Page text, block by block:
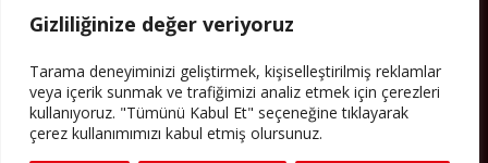
Gizliliğinize değer veriyoruz
Tarama deneyiminizi geliştirmek, kişiselleştirilmiş reklamlar
veya içerik sunmak ve trafiğimizi analiz etmek için çerezleri
kullanıyoruz. "Tümünü Kabul Et" seçeneğine tıklayarak
çerez kullanımımızı kabul etmiş olursunuz.
cemaatin oluşması, hem yerleşik kültür ve siyasi düzen için, hem
Yazının devamı
PERSPEKTIF’I SOSYAL MEDYADA TAKIP EDEBILIRSINIZ